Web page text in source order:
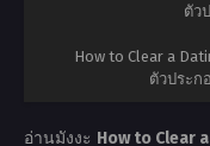
ตัว
How to Clear a
ตัวประก
อ่านมังงะ How to Clear